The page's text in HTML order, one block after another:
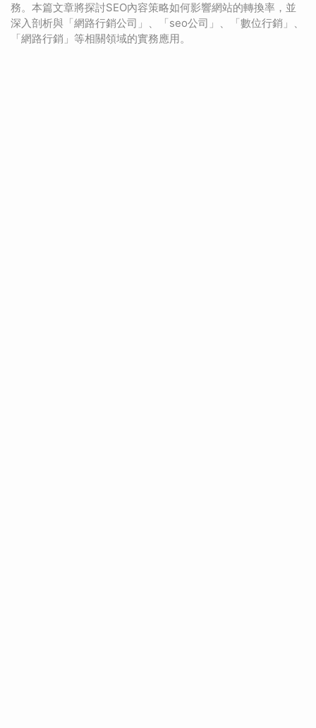
務。本篇文章將探討SEO內容策略如何影響網站的轉換率，並
深入剖析與「網路行銷公司」、「seo公司」、「數位行銷」、
「網路行銷」等相關領域的實務應用。